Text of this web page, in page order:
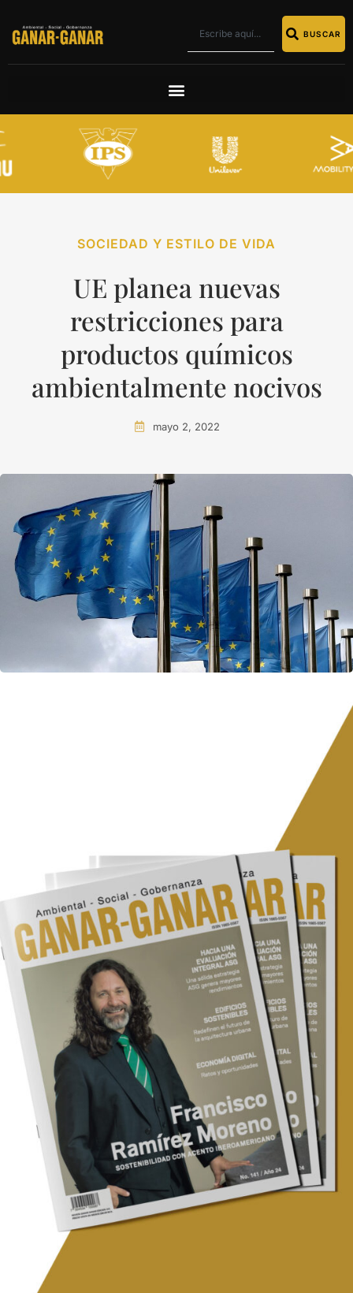
BUSCAR
SOCIEDAD Y ESTILO DE VIDA
UE planea nuevas
restricciones para
productos químicos
ambientalmente nocivos
mayo 2, 2022